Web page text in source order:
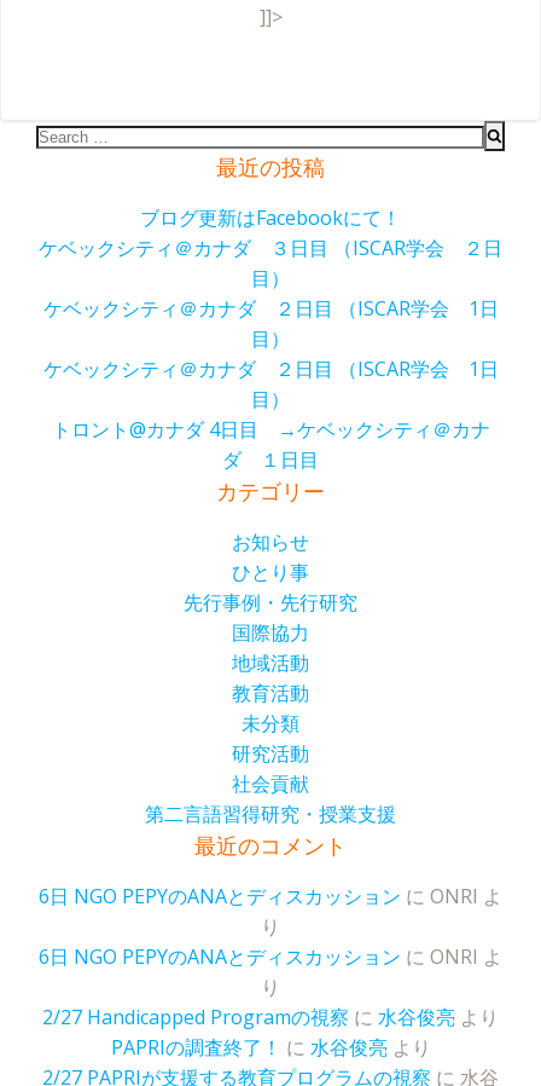
]]>
Search
最近の投稿
ブログ更新はFacebookにて！
ケベックシティ＠カナダ ３日目 （ISCAR学会 ２日
目）
ケベックシティ＠カナダ ２日目 （ISCAR学会 1日
目）
ケベックシティ＠カナダ ２日目 （ISCAR学会 1日
目）
トロント@カナダ 4日目 →ケベックシティ＠カナ
ダ １日目
カテゴリー
お知らせ
ひとり事
先行事例・先行研究
国際協力
地域活動
教育活動
未分類
研究活動
社会貢献
第二言語習得研究・授業支援
最近のコメント
6日 NGO PEPYのANAとディスカッション に ONRI よ
り
6日 NGO PEPYのANAとディスカッション に ONRI よ
り
2/27 Handicapped Programの視察 に 水谷俊亮 より
PAPRIの調査終了！ に 水谷俊亮より
2/27 PAPRIが支援する教育プログラムの視察 に 水谷